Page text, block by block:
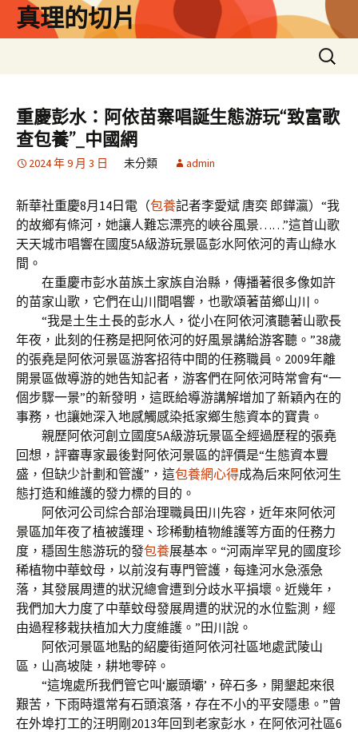
真理的切片
搜
尋
鍵
字:
重慶彭水：阿依苗寨唱誕生態游玩“致富歌
查包養”_中國網
2024 年 9 月 3 日 未分類 admin
新華社重慶8月14日電（包養記者李愛斌 唐奕 郎鏵瀛）“我
的故鄉有條河，她讓人難忘漂亮的峽谷風景……”這首山歌
天天城市唱響在國度5A級游玩景區彭水阿依河的青山綠水
間。
在重慶市彭水苗族土家族自治縣，傳播著很多像如許
的苗家山歌，它們在山川間唱響，也歌頌著苗鄉山川。
“我是土生土長的彭水人，從小在阿依河濱聽著山歌長
年夜，此刻的任務是把阿依河的好風景講給游客聽。”38歲
的張堯是阿依河景區游客招待中間的任務職員。2009年離
開景區做導游的她告知記者，游客們在阿依河時常會有“一
個步驟一景”的新發明，這既給導游講解增加了新穎內在的
事務，也讓她深入地感觸感染抵家鄉生態資本的寶貴。
親歷阿依河創立國度5A級游玩景區全經過歷程的張堯
回想，評審專家最後對阿依河景區的評價是“生態資本豐
盛，但缺少計劃和管護”，這包養網心得成為后來阿依河生
態打造和維護的發力標的目的。
阿依河公司綜合部治理職員田川先容，近年來阿依河
景區加年夜了植被護理、珍稀動植物維護等方面的任務力
度，穩固生態游玩的發包養展基本。“河兩岸罕見的國度珍
稀植物中華蚊母，以前沒有專門管護，每逢河水急漲急
落，其發展周遭的狀況總會遭到分歧水平損壞。近幾年，
我們加大力度了中華蚊母發展周遭的狀況的水位監測，經
由過程移栽扶植加大力度維護。”田川說。
阿依河景區地點的紹慶街道阿依河社區地處武陵山
區，山高坡陡，耕地零碎。
“這塊處所我們管它叫‘巖頭壩’，碎石多，開墾起來很
艱苦，下雨時還常有石頭滾落，存在不小的平安隱患。”曾
在外埠打工的汪明剛2013年回到老家彭水，在阿依河社區6